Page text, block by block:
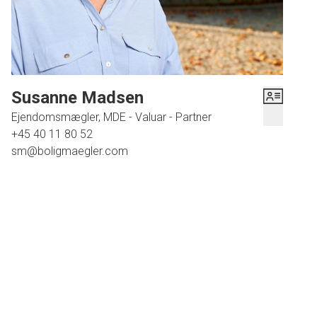
hyggelige cafeer, restauranter, lystbådehavne og ikke mindst det hyggelige
havnemiljø, hvor der om sommeren er et herligt folkeliv med musik,
kapsejlads og mange andre ting. Her er også kun 10 min. kørsel til den
smukke Næstved golfbane med udsigt over fjorden - både fra flere af
hullerne samt fra den tilhørende restaurant.
Susanne Madsen
Ejendomsmægler, MDE - Valuar - Partner
+45 40 11 80 52
sm@boligmaegler.com